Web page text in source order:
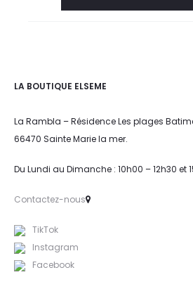
LA BOUTIQUE ELSEME
La Rambla – Résidence Les plages
66470 Sainte Marie la mer.
Du Lundi au Dimanche : 10h00 – 12h30 et
Contactez-nous
TikTok
Instagram
Facebook